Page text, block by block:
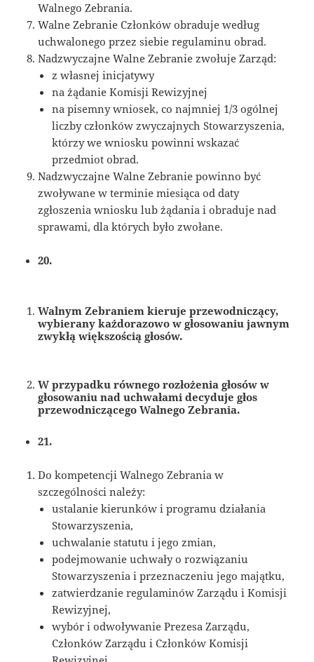
Walnego Zebrania.
Walne Zebranie Członków obraduje według
uchwalonego przez siebie regulaminu obrad.
Nadzwyczajne Walne Zebranie zwołuje Zarząd:
z własnej inicjatywy
na żądanie Komisji Rewizyjnej
na pisemny wniosek, co najmniej 1/3 ogólnej
liczby członków zwyczajnych Stowarzyszenia,
którzy we wniosku powinni wskazać
przedmiot obrad.
Nadzwyczajne Walne Zebranie powinno być
zwoływane w terminie miesiąca od daty
zgłoszenia wniosku lub żądania i obraduje nad
sprawami, dla których było zwołane.
20.
Walnym Zebraniem kieruje przewodniczący,
wybierany każdorazowo w głosowaniu jawnym
zwykłą większością głosów.
W przypadku równego rozłożenia głosów w
głosowaniu nad uchwałami decyduje głos
przewodniczącego Walnego Zebrania.
21.
Do kompetencji Walnego Zebrania w
szczególności należy:
ustalanie kierunków i programu działania
Stowarzyszenia,
uchwalanie statutu i jego zmian,
podejmowanie uchwały o rozwiązaniu
Stowarzyszenia i przeznaczeniu jego majątku,
zatwierdzanie regulaminów Zarządu i Komisji
Rewizyjnej,
wybór i odwoływanie Prezesa Zarządu,
Członków Zarządu i Członków Komisji